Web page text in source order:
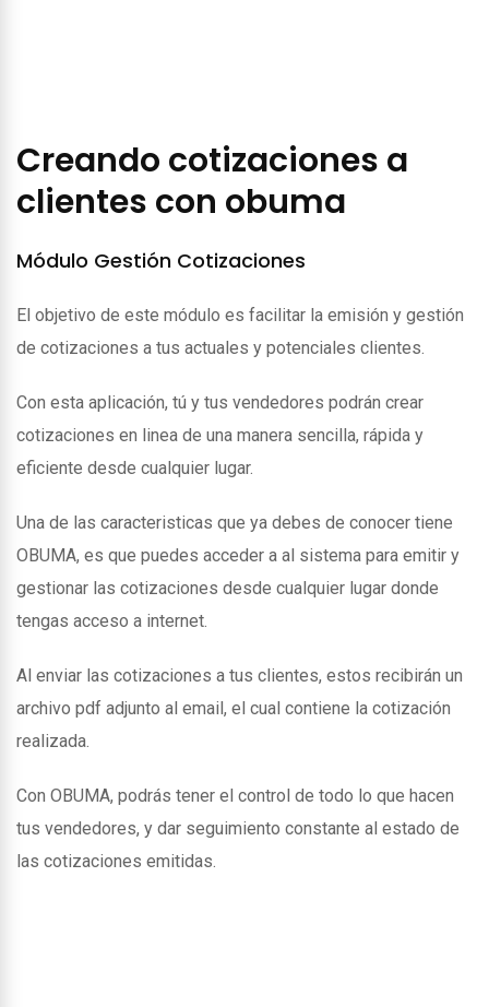
Creando cotizaciones a
clientes con obuma
Módulo Gestión Cotizaciones
El objetivo de este módulo es facilitar la emisión y gestión
de cotizaciones a tus actuales y potenciales clientes.
Con esta aplicación, tú y tus vendedores podrán crear
cotizaciones en linea de una manera sencilla, rápida y
eficiente desde cualquier lugar.
Una de las caracteristicas que ya debes de conocer tiene
OBUMA, es que puedes acceder a al sistema para emitir y
gestionar las cotizaciones desde cualquier lugar donde
tengas acceso a internet.
Al enviar las cotizaciones a tus clientes, estos recibirán un
archivo pdf adjunto al email, el cual contiene la cotización
realizada.
Con OBUMA, podrás tener el control de todo lo que hacen
tus vendedores, y dar seguimiento constante al estado de
las cotizaciones emitidas.